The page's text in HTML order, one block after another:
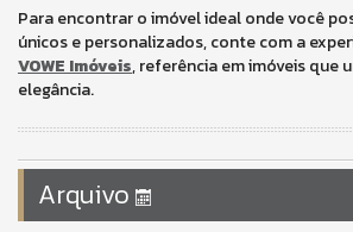
Para encontrar o imóvel ideal onde você
únicos e personalizados, conte com a
VOWE Imóveis, referência em imóveis que
elegância.
Arquivo